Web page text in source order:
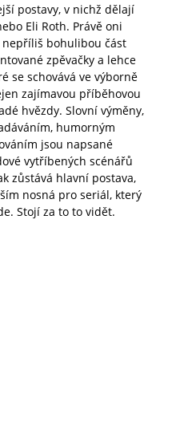
postavy, v nichž dělají
Eli Roth. Právě oni
bohulibou část
zpěvačky a lehce
se schovává ve výborně
zajímavou příběhovou
hvězdy. Slovní výměny,
humorným
jsou napsané
vytříbených scénářů
zůstává hlavní postava,
nosná pro seriál, který
Stojí za to to vidět.